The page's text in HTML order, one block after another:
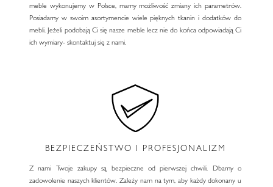
meble wykonujemy w Polsce, mamy możliwość zmiany ich parametrów.
Posiadamy w swoim asortymencie wiele pięknych tkanin i dodatków do
mebli. Jeżeli podobają Ci się nasze meble lecz nie do końca odpowiadają Ci
ich wymiary- skontaktuj się z nami.
BEZPIECZEŃSTWO I PROFESJONALIZM
Z nami Twoje zakupy są bezpieczne od pierwszej chwili. Dbamy o
zadowolenie naszych klientów. Zależy nam na tym, aby każdy dokonany u